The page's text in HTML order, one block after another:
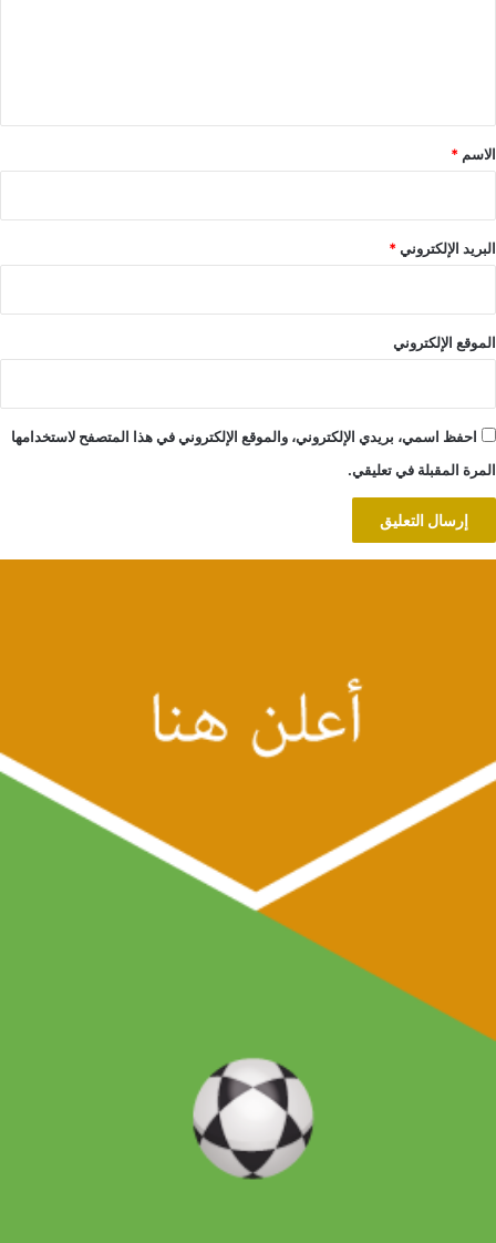
*
الاسم *
البريد الإلكتروني*
الموقع الإلكتروني
احفظ اسمي، بريدي الإلكتروني، والموقع الإلكتروني في هذا المتصفح لاستخدامها
المرة المقبلة في تعليقي.